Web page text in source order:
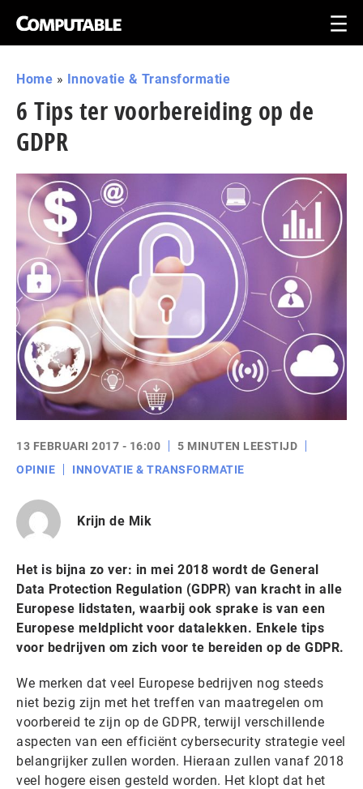
Home » Innovatie & Transformatie
6 Tips ter voorbereiding op de
GDPR
13 FEBRUARI 2017 - 16:00
5 MINUTEN LEESTIJD
OPINIE
INNOVATIE & TRANSFORMATIE
Krijn de Mik
Het is bijna zo ver: in mei 2018 wordt de General
Data Protection Regulation (GDPR) van kracht in alle
Europese lidstaten, waarbij ook sprake is van een
Europese meldplicht voor datalekken. Enkele tips
voor bedrijven om zich voor te bereiden op de GDPR.
We merken dat veel Europese bedrijven nog steeds
niet bezig zijn met het treffen van maatregelen om
voorbereid te zijn op de GDPR, terwijl verschillende
aspecten van een efficiënt cybersecurity strategie veel
belangrijker zullen worden. Hieraan zullen vanaf 2018
veel hogere eisen gesteld worden. Het klopt dat het